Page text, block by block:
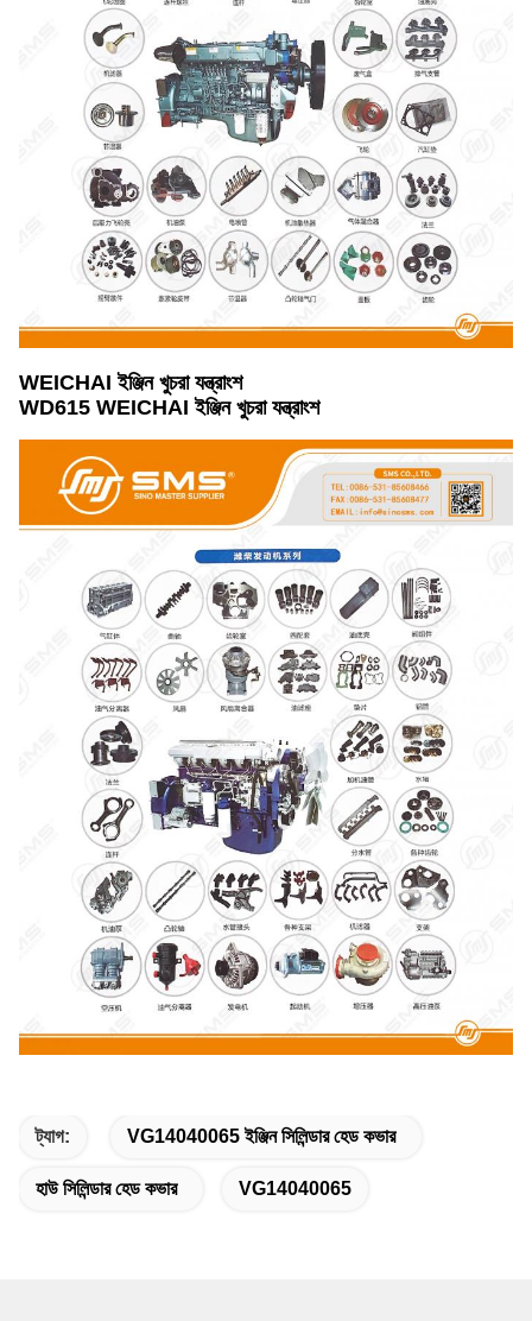
WEICHAI ইঞ্জিন খুচরা যন্ত্রাংশ
WD615 WEICHAI ইঞ্জিন খুচরা যন্ত্রাংশ
ট্যাগ: VG14040065 ইঞ্জিন সিলিন্ডার হেড কভার
হাউ সিলিন্ডার হেড কভার VG14040065